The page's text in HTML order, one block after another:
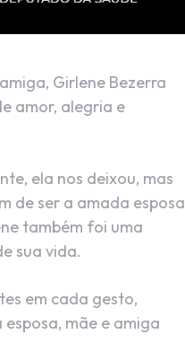
Girlene Bezerra
amor, alegria e
ela nos deixou, mas
de ser a amada esposa
também foi uma
sua vida.
em cada gesto,
mãe e amiga